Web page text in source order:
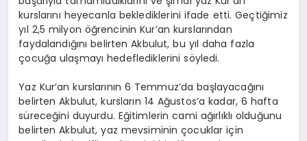
kurslarını heyecanla beklediklerini ifade etti. Geçtiğimiz
yıl 2,5 milyon öğrencinin Kur’an kurslarından
faydalandığını belirten Akbulut, bu yıl daha fazla
çocuğa ulaşmayı hedeflediklerini söyledi.
Yaz Kur’an kurslarının 6 Temmuz’da başlayacağını
belirten Akbulut, kursların 14 Ağustos’a kadar, 6 hafta
süreceğini duyurdu. Eğitimlerin cami ağırlıklı olduğunu
belirten Akbulut, yaz mevsiminin çocuklar için